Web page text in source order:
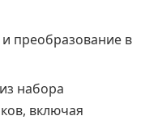
преобразование в
набора
включая